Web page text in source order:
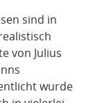
sind in
von Julius
wurde